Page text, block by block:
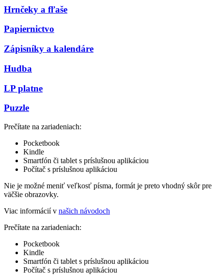
Hrnčeky a fľaše
Papiernictvo
Zápisníky a kalendáre
Hudba
LP platne
Puzzle
Prečítate na zariadeniach:
Pocketbook
Kindle
Smartfón či tablet s príslušnou aplikáciou
Počítač s príslušnou aplikáciou
Nie je možné meniť veľkosť písma, formát je preto vhodný skôr pre
väčšie obrazovky.
Viac informácií v našich návodoch
Prečítate na zariadeniach:
Pocketbook
Kindle
Smartfón či tablet s príslušnou aplikáciou
Počítač s príslušnou aplikáciou